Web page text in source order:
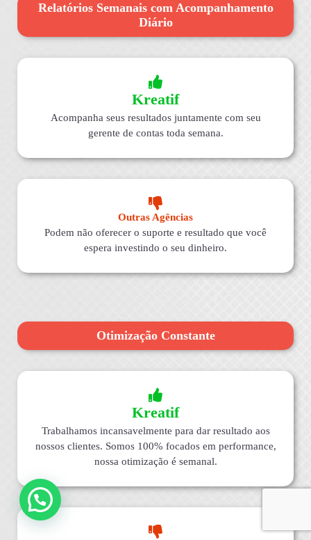
Relatórios Semanais com Acompanhamento
Diário
Kreatif
Acompanha seus resultados juntamente com seu
gerente de contas toda semana.
Outras Agências
Podem não oferecer o suporte e resultado que você
espera investindo o seu dinheiro.
Otimização Constante
Kreatif
Trabalhamos incansavelmente para dar resultado aos
nossos clientes. Somos 100% focados em performance,
nossa otimização é semanal.